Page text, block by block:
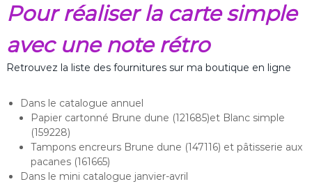
Pour réaliser la carte simple
avec une note rétro
Retrouvez la liste des fournitures sur ma boutique en ligne
Dans le catalogue annuel
Papier cartonné Brune dune (121685)et Blanc simple
(159228)
Tampons encreurs Brune dune (147116) et pâtisserie aux
pacanes (161665)
Dans le mini catalogue janvier-avril